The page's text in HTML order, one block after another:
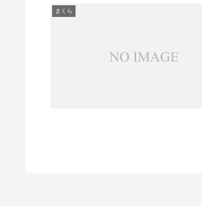
まくら